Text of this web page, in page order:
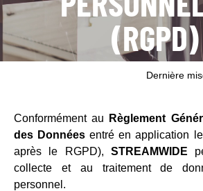
(RGPD)
Dernière
Conformément au
Règlement
des Données entré en application
après le RGPD), STREAMWIDE
collecte et au traitement de
personnel.